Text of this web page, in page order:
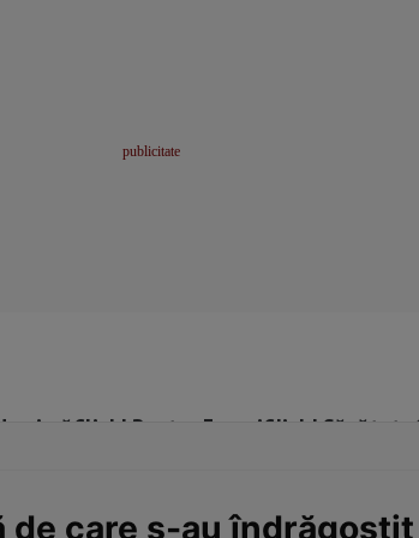
viațăClick! Pentru FemeiClick! Sănătate
de care s-au